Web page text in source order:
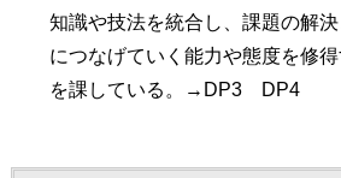
知識や技法を統合し、課題の解
につなげていく能力や態度を修
を課している。→DP3 DP4